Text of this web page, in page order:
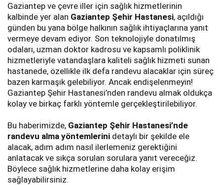
Gaziantep ve çevre iller için sağlık hizmetlerinin
kalbinde yer alan Gaziantep Şehir Hastanesi, açıldığı
günden bu yana bölge halkının sağlık ihtiyaçlarına yanıt
vermeye devam ediyor. Son teknolojiyle donatılmış
odaları, uzman doktor kadrosu ve kapsamlı poliklinik
hizmetleriyle vatandaşlara kaliteli sağlık hizmeti sunan
hastanede, özellikle ilk defa randevu alacaklar için süreç
bazen karmaşık gelebiliyor. Ancak endişelenmeyin!
Gaziantep Şehir Hastanesi’nden randevu almak oldukça
kolay ve birkaç farklı yöntemle gerçekleştirilebiliyor.
Bu haberimizde, Gaziantep Şehir Hastanesi’nde
randevu alma yöntemlerini detaylı bir şekilde ele
alacak, adım adım nasıl ilerlemeniz gerektiğini
anlatacak ve sıkça sorulan sorulara yanıt vereceğiz.
Böylece sağlık hizmetlerine daha kolay erişim
sağlayabilirsiniz.